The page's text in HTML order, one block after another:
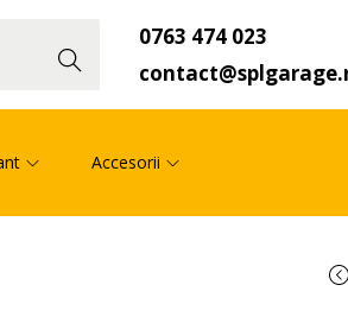
ă
0763 474 023
Accesorii